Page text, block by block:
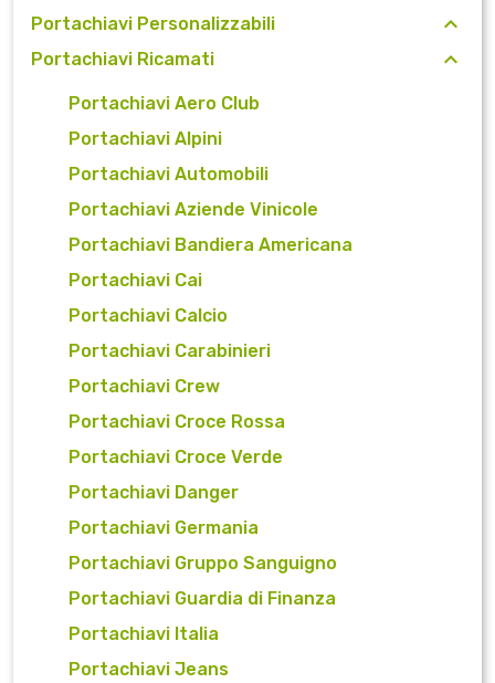
Portachiavi Personalizzabili
Portachiavi Ricamati
Portachiavi Aero Club
Portachiavi Alpini
Portachiavi Automobili
Portachiavi Aziende Vinicole
Portachiavi Bandiera Americana
Portachiavi Cai
Portachiavi Calcio
Portachiavi Carabinieri
Portachiavi Crew
Portachiavi Croce Rossa
Portachiavi Croce Verde
Portachiavi Danger
Portachiavi Germania
Portachiavi Gruppo Sanguigno
Portachiavi Guardia di Finanza
Portachiavi Italia
Portachiavi Jeans